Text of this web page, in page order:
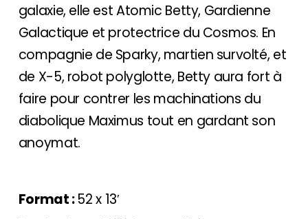
galaxie, elle est Atomic Betty, Gardienne
Galactique et protectrice du Cosmos. En
compagnie de Sparky, martien survolté, et
de X-5, robot polyglotte, Betty aura fort à
faire pour contrer les machinations du
diabolique Maximus tout en gardant son
anoymat.
Format :52 x 13′